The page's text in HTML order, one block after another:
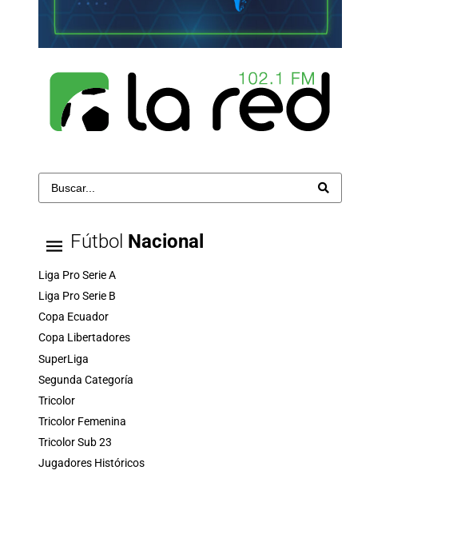
Fútbol Nacional
Liga Pro Serie A
Liga Pro Serie B
Copa Ecuador
Copa Libertadores
SuperLiga
Segunda Categoría
Tricolor
Tricolor Femenina
Tricolor Sub 23
Jugadores Históricos